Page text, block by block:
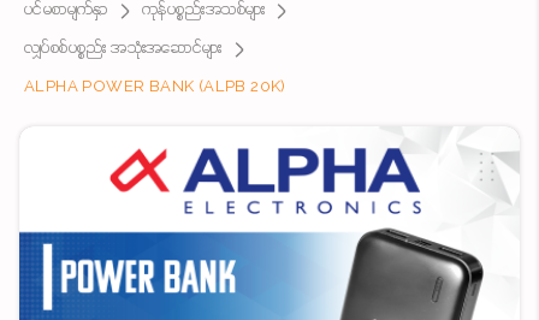
ပင်မစာမျက်နှာ
ကုန်ပစ္စည်းအသစ်များ
လျှပ်စစ်ပစ္စည်း အသုံးအဆောင်များ
ALPHA POWER BANK (ALPB 20K)